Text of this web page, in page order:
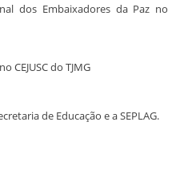
dos Embaixadores da Paz no
CEJUSC do TJMG
de Educação e a SEPLAG.